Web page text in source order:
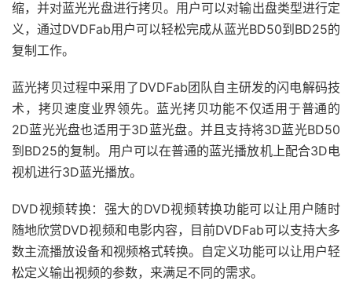
缩，并对蓝光光盘进行拷贝。用户可以对输出盘类型进行定
义，通过DVDFab用户可以轻松完成从蓝光BD50到BD25的
复制工作。
蓝光拷贝过程中采用了DVDFab团队自主研发的闪电解码技
术，拷贝速度业界领先。蓝光拷贝功能不仅适用于普通的
2D蓝光光盘也适用于3D蓝光盘。并且支持将3D蓝光BD50
到BD25的复制。用户可以在普通的蓝光播放机上配合3D电
视机进行3D蓝光播放。
DVD视频转换：强大的DVD视频转换功能可以让用户随时
随地欣赏DVD视频和电影内容，目前DVDFab可以支持大多
数主流播放设备和视频格式转换。自定义功能可以让用户轻
松定义输出视频的参数，来满足不同的需求。